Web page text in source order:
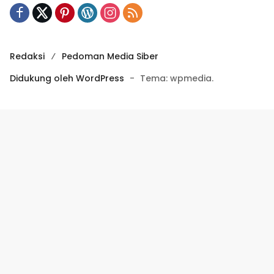
Redaksi
Pedoman Media Siber
Didukung oleh WordPress - Tema: wpmedia.